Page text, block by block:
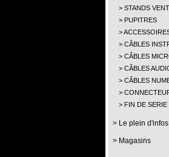
STANDS VENT
PUPITRES
CÂBLES
CÂBLES
CÂBLES
CÂBLES
FIN DE SERIE
Le plein d'infos
Magasins